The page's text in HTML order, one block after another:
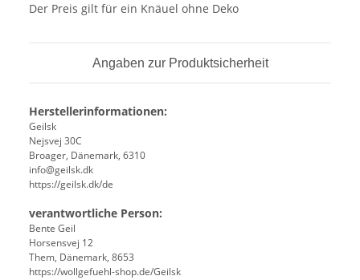
Der Preis gilt für ein Knäuel ohne Deko
Angaben zur Produktsicherheit
Herstellerinformationen:
Geilsk
Nejsvej 30C
Broager, Dänemark, 6310
info@geilsk.dk
https://geilsk.dk/de
verantwortliche Person:
Bente Geil
Horsensvej 12
Them, Dänemark, 8653
https://wollgefuehl-shop.de/Geilsk